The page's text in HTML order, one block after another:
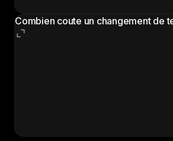
Combien coute un changement de